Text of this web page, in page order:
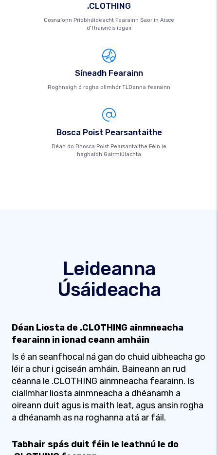
.CLOTHING
Cosnaíonn Príobháideacht Fearainn Saor in Aisce
d’fhaisnéis íogair
Síneadh Fearainn
Roghnaigh ó rogha ollmhór TLDanna fearainn
Bosca Poist Pearsantaithe
Déan do Bhosca Poist Pearsantaithe Féin le
haghaidh Gairmiúlachta
Leideanna
Úsáideacha
Déan Liosta de .CLOTHING ainmneacha
fearainn in ionad ceann amháin
Is é an seanfhocal ná gan do chuid uibheacha go
léir a chur i gciseán amháin. Baineann an rud
céanna le .CLOTHING ainmneacha fearainn. Is
ciallmhar liosta ainmneacha a dhéanamh a
oireann duit agus is maith leat, agus ansin rogha
a dhéanamh as na roghanna atá ar fáil.
Tabhair spás duit féin le leathnú le do